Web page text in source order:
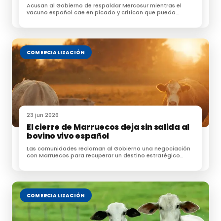
vez, las principales acciones a seguir para mejorar la
Caracterización y diferenciación de la ganadería
extensiva.
Mejora de la gobernanza en relación a la ganadería
extensiva.
Mejora de la sostenibilidad socioeconómica de las
explotaciones ganaderas en extensivo.
Puesta en valor de la ganadería extensiva.
Optimización de las relaciones entre la ganadería
extensiva y el territorio.
y transferencia de conocimiento
sobre ganadería extensiva.
Acusan al Gobierno de respaldar Mercosur mientras el
vacuno español cae en picado y critican que pueda
COMERCIALIZACIÓN
23 jun 2026
El cierre de Marruecos deja sin salida al
bovino vivo español
Las comunidades reclaman al Gobierno una negociación
con Marruecos para recuperar un destino estratégico
COMERCIALIZACIÓN